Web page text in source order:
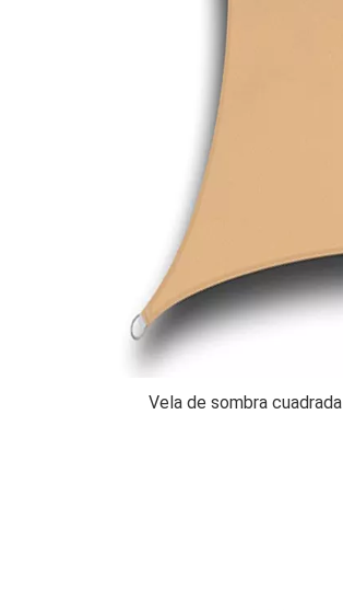
Vela de sombra cuadrada